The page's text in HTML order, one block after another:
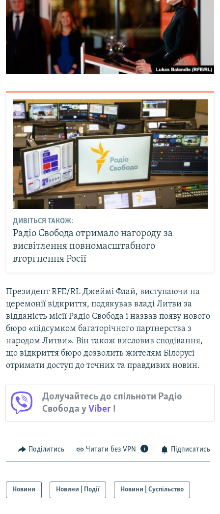
ДИВІТЬСЯ ТАКОЖ:
Радіо Свобода отримало нагороду за
висвітлення повномасштабного
вторгнення Росії
Президент RFE/RL Джеймі Флай, виступаючи на
церемонії відкриття, подякував владі Литви за
відданість місії Радіо Свобода і назвав появу нового
бюро «підсумком багаторічного партнерства з
народом Литви». Він також висловив сподівання,
що відкриття бюро дозволить жителям Білорусі
отримати доступ до точних та правдивих новин.
Долучайтесь до спільноти Радіо
Свобода уViber !
Поділитись Читати без VPN Підписатись
Новини Новини | Події Новини | Суспільство